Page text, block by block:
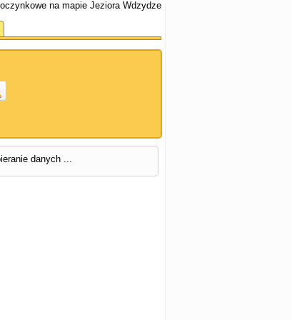
na mapie Jeziora Wdzydze
danych ...